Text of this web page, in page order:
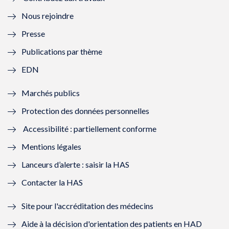
l
f
n
ê
t
r
e
)
e
n
ê
r
)
ê
t
e
ê
)
Nous rejoindre
Presse
Publications par thème
EDN
Marchés publics
Protection des données personnelles
Accessibilité : partiellement conforme
Mentions légales
Lanceurs d’alerte : saisir la HAS
Contacter la HAS
Site pour l'accréditation des médecins
Aide à la décision d'orientation des patients en HAD